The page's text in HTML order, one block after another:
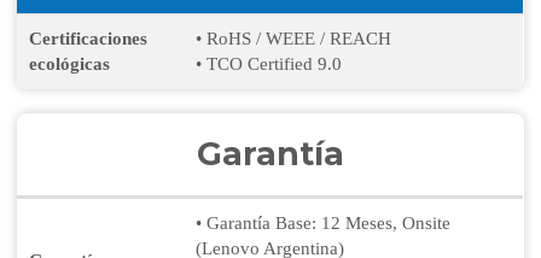
Certificaciones
ecológicas
• RoHS / WEEE / REACH
• TCO Certified 9.0
Garantía
• Garantía Base: 12 Meses, Onsite
(Lenovo Argentina)